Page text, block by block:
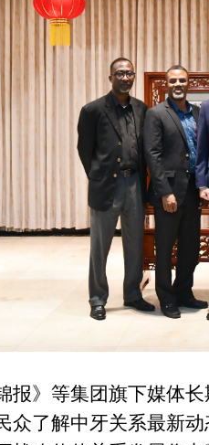
报》等集团旗下媒体
众了解中牙关系最新